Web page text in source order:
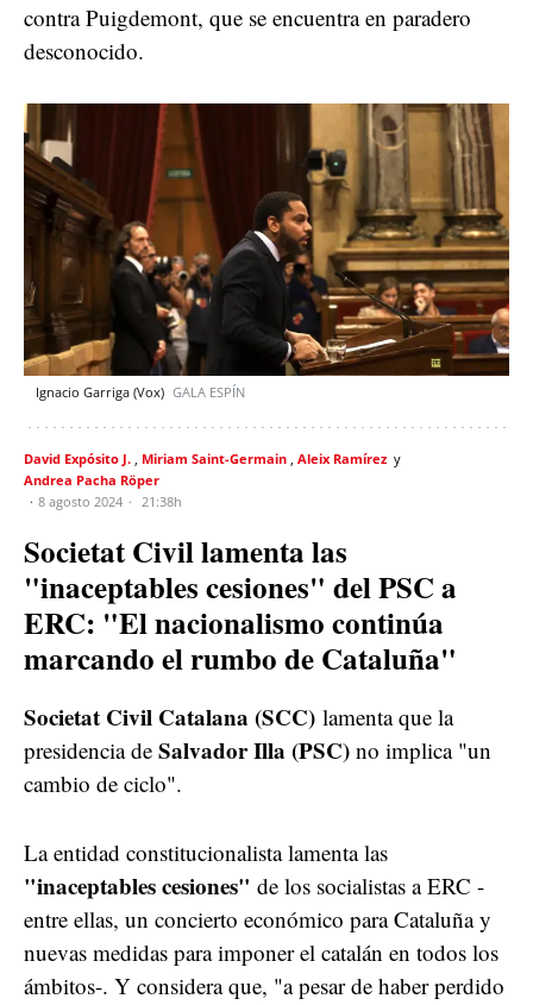
contra Puigdemont, que se encuentra en paradero
desconocido.
Ignacio Garriga (Vox) GALA ESPÍN
David Expósito J. Miriam Saint-Germain Aleix Ramírez
Andrea Pacha Röper
8 agosto 2024
21:38h
Societat Civil lamenta las
"inaceptables cesiones" del PSC a
ERC: "El nacionalismo continúa
marcando el rumbo de Cataluña"
Societat Civil Catalana (SCC) lamenta que la
presidencia de Salvador Illa (PSC) no implica "un
cambio de ciclo".
La entidad constitucionalista lamenta las
"inaceptables cesiones" de los socialistas a ERC -
entre ellas, un concierto económico para Cataluña y
nuevas medidas para imponer el catalán en todos los
ámbitos-. Y considera que, "a pesar de haber perdido